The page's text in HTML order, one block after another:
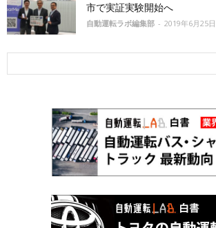
市で実証実験開始へ
自動運転ラボ編集部 - 2019年6月25